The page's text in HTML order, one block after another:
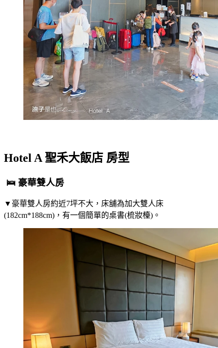
Hotel A 聖禾大飯店 房型
🛌 豪華雙人房
▼豪華雙人房約近7坪不大，床舖為加大雙人床
(182cm*188cm)，有一個簡單的桌書(梳妝檯)。